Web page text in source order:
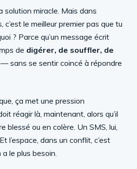
solution miracle. Mais dans
le meilleur premier pas que tu
? Parce qu’un message écrit
de digérer, de souffler, de
— sans se sentir coincé à répondre
ça met une pression
réagir là, maintenant, alors qu’il
blessé ou en colère. Un SMS, lui,
l’espace, dans un conflit, c’est
le plus besoin.